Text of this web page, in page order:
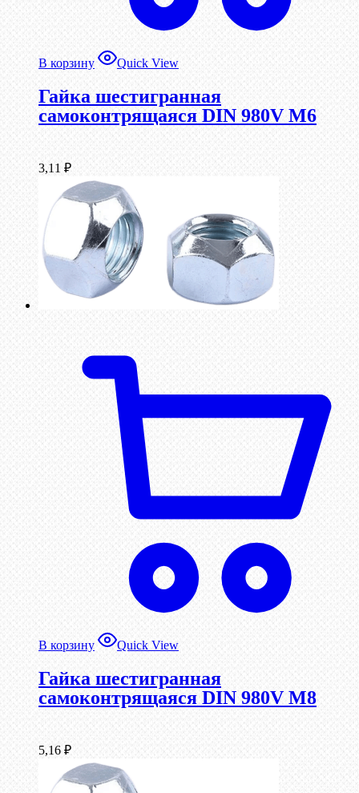
В корзину Quick View
Гайка шестигранная
самоконтрящаяся DIN 980V М6
3,11 ₽
В корзину Quick View
Гайка шестигранная
самоконтрящаяся DIN 980V М8
5,16 ₽